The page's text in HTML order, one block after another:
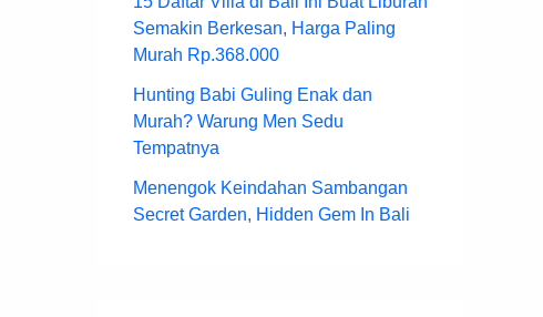
Semakin Berkesan, Harga Paling
Murah Rp.368.000
Hunting Babi Guling Enak dan
Murah? Warung Men Sedu
Tempatnya
Menengok Keindahan Sambangan
Secret Garden, Hidden Gem In Bali